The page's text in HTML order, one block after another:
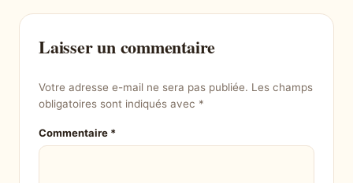
Laisser un commentaire
Votre adresse e-mail ne sera pas publiée. Les champs
obligatoires sont indiqués avec *
Commentaire *